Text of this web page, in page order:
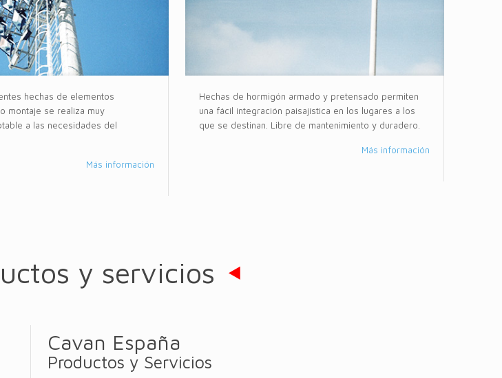
hechas de elementos
montaje se realiza muy
a las necesidades del
Más información
Hechas de hormigón armado y pretensado permiten
una fácil integración paisajística en los lugares a los
que se destinan. Libre de mantenimiento y duradero.
Más información
y servicios
Cavan España
Productos y Servicios